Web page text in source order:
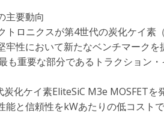
主要動向
トロニクスが第4世代の炭化ケイ素
牢性において新たなベンチマーク
も重要な部分であるトラクション
化ケイ素EliteSiC M3e MOSFETを
能と信頼性をkWあたりの低コスト